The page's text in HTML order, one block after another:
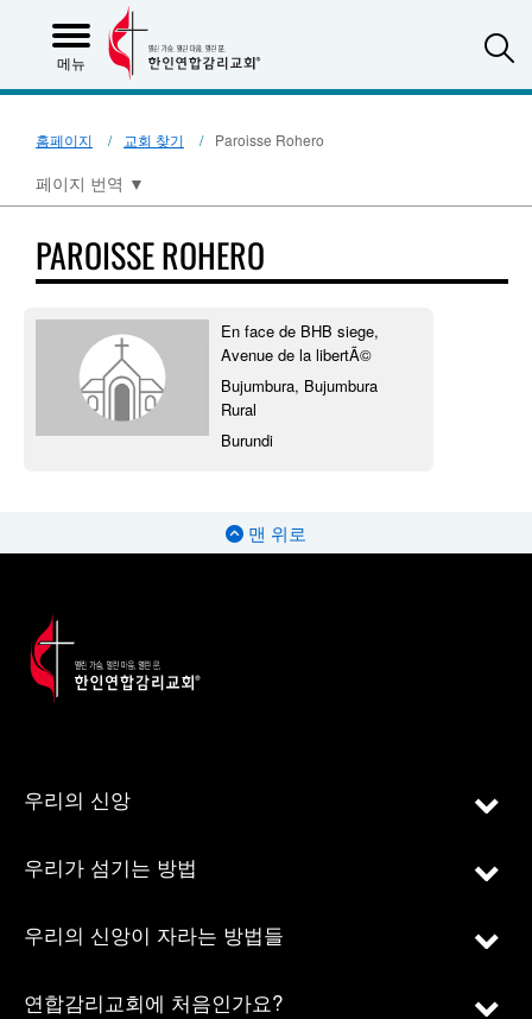
메뉴
홈페이지 교회 찾기 Paroisse Rohero
페이지 번역 ▼
PAROISSE ROHERO
En face de BHB siege,
Avenue de la libertÃ©
Bujumbura, Bujumbura
Rural
Burundi
맨 위로
우리의 신앙
우리가 섬기는 방법
우리의 신앙이 자라는 방법들
연합감리교회에 처음인가요?